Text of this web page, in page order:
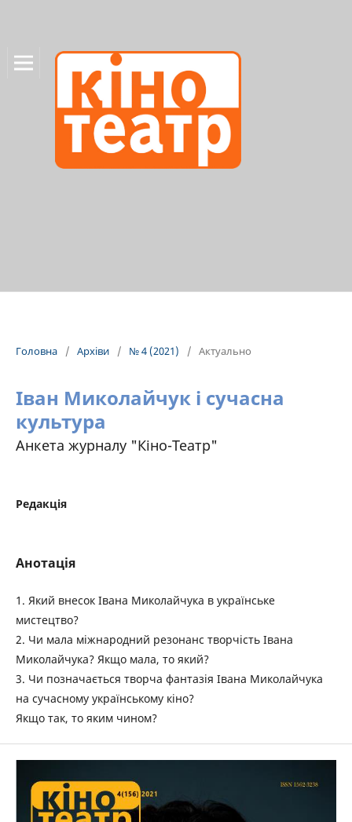
Головна / Архіви / № 4 (2021) / Актуально
Іван Миколайчук і сучасна
культура
Анкета журналу "Кіно-Театр"
Редакція
Анотація
1. Який внесок Івана Миколайчука в українське
мистецтво?
2. Чи мала міжнародний резонанс творчість Івана
Миколайчука? Якщо мала, то який?
3. Чи позначається творча фантазія Івана Миколайчука
на сучасному українському кіно?
Якщо так, то яким чином?